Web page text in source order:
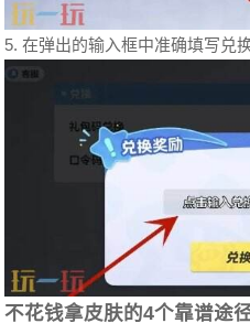
5. 在弹出的输入框中准确填写兑
不花钱拿皮肤的4个靠谱途